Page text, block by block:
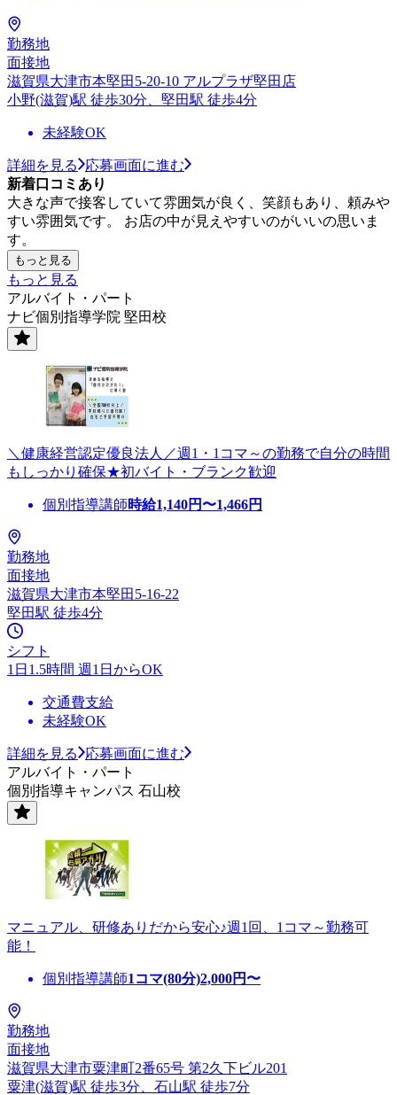
勤務地
面接地
滋賀県大津市本堅田5-20-10 アルプラザ堅田店
小野(滋賀)駅 徒歩30分、堅田駅 徒歩4分
未経験OK
詳細を見る
応募画面に進む
新着口コミあり
大きな声で接客していて雰囲気が良く、笑顔もあり、頼みや
すい雰囲気です。 お店の中が見えやすいのがいいの思いま
す。
もっと見る
もっと見る
アルバイト・パート
ナビ個別指導学院 堅田校
＼健康経営認定優良法人／週1・1コマ～の勤務で自分の時間
もしっかり確保★初バイト・ブランク歓迎
個別指導講師時給1,140円〜1,466円
勤務地
面接地
滋賀県大津市本堅田5-16-22
堅田駅 徒歩4分
シフト
1日1.5時間 週1日からOK
交通費支給
未経験OK
詳細を見る
応募画面に進む
アルバイト・パート
個別指導キャンパス 石山校
マニュアル、研修ありだから安心♪週1回、1コマ～勤務可
能！
個別指導講師1コマ(80分)2,000円〜
勤務地
面接地
滋賀県大津市粟津町2番65号 第2久下ビル201
粟津(滋賀)駅 徒歩3分、石山駅 徒歩7分